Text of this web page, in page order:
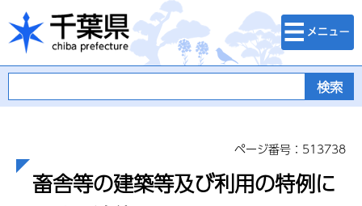
千葉県
検索・メニュ
ー
ページ番号：513738
畜舎等の建築等及び利用の特例に